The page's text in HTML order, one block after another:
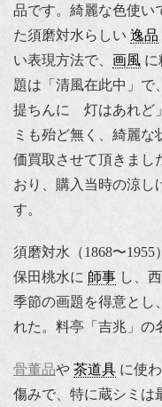
品です。綺麗な色使い
た須磨対水らしい 逸品
い表現方法で、 画風 に
題は「清風在此中」
提ちんに 灯はあれど
ミも殆ど無く、綺麗
価買取させて頂きまし
おり、購入当時の涼し
す。
須磨対水（1868〜
保田桃水に 師事 し、
季節の画題を得意とし
れた。料亭「吉兆」の
骨董品や 茶道具 に使
傷みで、特に蔵シミは